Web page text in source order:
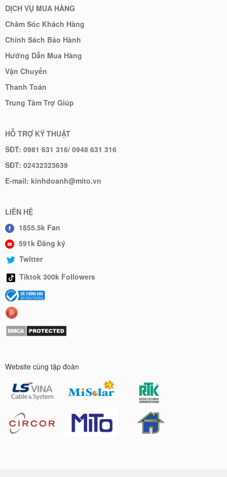
DỊCH VỤ MUA HÀNG
Chăm Sóc Khách Hàng
Chính Sách Bảo Hành
Hướng Dẫn Mua Hàng
Vận Chuyển
Thanh Toán
Trung Tâm Trợ Giúp
HỖ TRỢ KỸ THUẬT
SĐT: 0981 631 316/ 0948 631 316
SĐT: 02432323639
E-mail: kinhdoanh@mito.vn
LIÊN HỆ
1855.5k Fan
591k Đăng ký
Twitter
Tiktok 300k Followers
Website cùng tập đoàn